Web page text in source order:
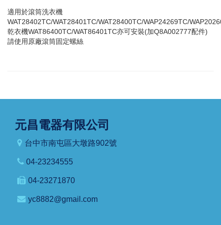
適用於滾筒洗衣機
WAT28402TC/WAT28401TC/WAT28400TC/WAP24269TC/
乾衣機WAT86400TC/WAT86401TC亦可安裝(加Q8A002777配件)
請使用原廠滾筒固定螺絲
元昌電器有限公司
台中市南屯區大墩路902號
04-23234555
04-23271870
yc8882@gmail.com